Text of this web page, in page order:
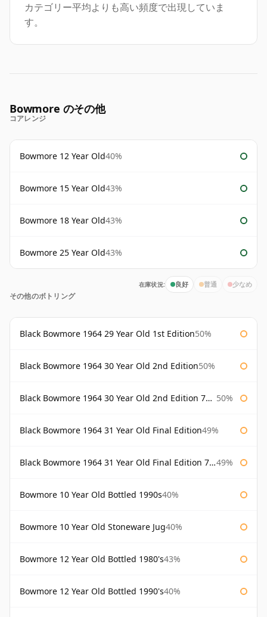
カテゴリー平均よりも高い頻度で出現していま
す。
Bowmore のその他
コアレンジ
Bowmore 12 Year Old40%
Bowmore 15 Year Old43%
Bowmore 18 Year Old43%
Bowmore 25 Year Old43%
在庫状況: 良好 普通 少なめ
その他のボトリング
Black Bowmore 1964 29 Year Old 1st Edition50%
Black Bowmore 1964 30 Year Old 2nd Edition50%
Black Bowmore 1964 30 Year Old 2nd Edition 75cl 50%
Black Bowmore 1964 31 Year Old Final Edition49%
Black Bowmore 1964 31 Year Old Final Edition 75cl 49%
Bowmore 10 Year Old Bottled 1990s40%
Bowmore 10 Year Old Stoneware Jug40%
Bowmore 12 Year Old Bottled 1980's43%
Bowmore 12 Year Old Bottled 1990's40%